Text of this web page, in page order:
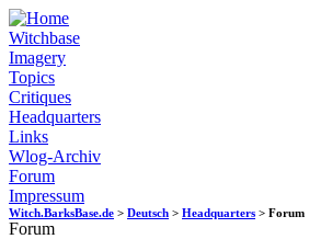
Witchbase
Imagery
Topics
Critiques
Headquarters
Links
Wlog-Archiv
Forum
Impressum
Witch.BarksBase.de > Deutsch > Headquarters > Forum
Forum